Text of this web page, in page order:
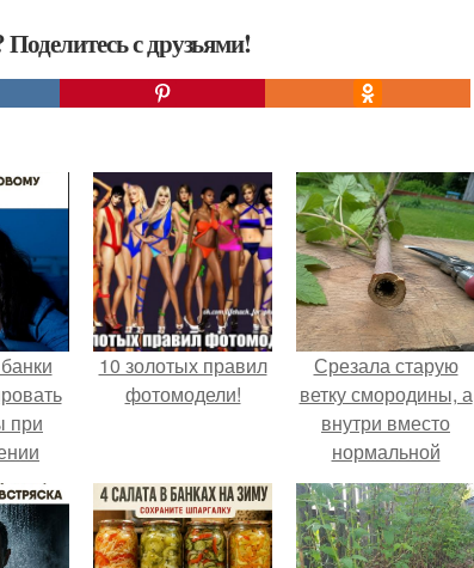
с друзьями!
при
10 золотых правил
фотомодели!
Срезала старую
ветку смородины, а
внутри вместо
нормальной
светлой
сердцевины
оказалась чёрная